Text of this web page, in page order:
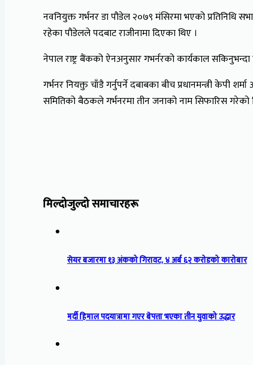
नवनियुक्त गर्भनर डा पौडेल २०७९ मंसिरमा भएको प्रतिनिधि
रहेका पौडेलले पदबाट राजीनामा दिएका थिए ।
नेपाल राष्ट्र बैंकको ऐनअनुसार गभर्नरको कार्यकाल
गर्भनर नियक्तु चाँडै गर्नुपर्ने दबाबका बीच प्रधानमन्त्री केपी
समितिको बैठकले गर्भनरमा तीन जनाको नाम सिफारिस गरेको
मिल्दोजुल्दो समाचारहरू
सेयर बजारमा १३ अंकको गिरावट, ४ अर्ब ६२ करोडको कारोबार
मर्दी हिमाल पदयात्रामा गएर बेपत्ता भएका तीन युवाको उद्धार